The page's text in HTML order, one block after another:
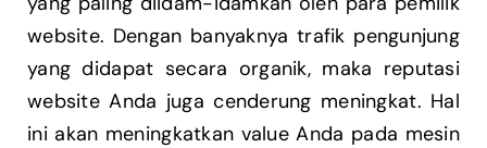
website. Dengan banyaknya trafik pengunjung
yang didapat secara organik, maka reputasi
website Anda juga cenderung meningkat. Hal
ini akan meningkatkan value Anda pada mesin